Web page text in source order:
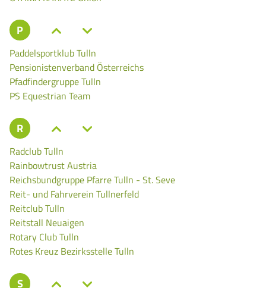
P
Paddelsportklub Tulln
Pensionistenverband Österreichs
Pfadfindergruppe Tulln
PS Equestrian Team
R
Radclub Tulln
Rainbowtrust Austria
Reichsbundgruppe Pfarre Tulln - St. Seve
Reit- und Fahrverein Tullnerfeld
Reitclub Tulln
Reitstall Neuaigen
Rotary Club Tulln
Rotes Kreuz Bezirksstelle Tulln
S